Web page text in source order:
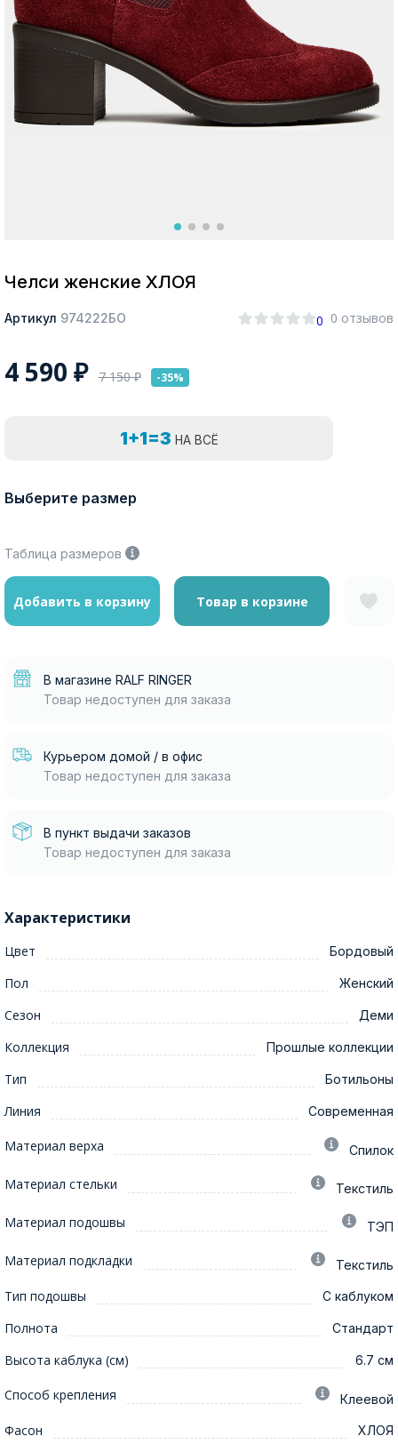
Москва
Челси женские ХЛОЯ
Артикул 974222БО 0 0 отзывов
4 590 ₽ 7 150₽ -35%
1+1=3 НА ВСЁ
Выберите размер
Таблица размеров
Добавить в корзину Товар в корзине
В магазине RALF RINGER
Товар недоступен для заказа
Курьером домой / в офис
Товар недоступен для заказа
В пункт выдачи заказов
Товар недоступен для заказа
Характеристики
Цвет Бордовый
Пол Женский
Сезон Деми
Коллекция Прошлые коллекции
Тип Ботильоны
Линия Современная
Материал верха Спилок
Материал стельки Текстиль
Материал подошвы ТЭП
Материал подкладки Текстиль
Тип подошвы С каблуком
Полнота Стандарт
Высота каблука (см) 6.7 см
Способ крепления Клеевой
Фасон ХЛОЯ